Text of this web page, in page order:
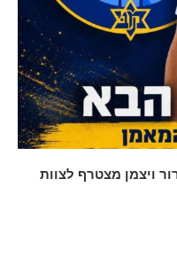
ויצמן מצטרף לצוות